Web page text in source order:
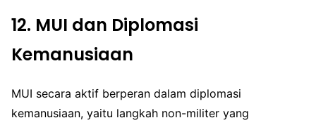
12. MUI dan Diplomasi
Kemanusiaan
MUI secara aktif berperan dalam diplomasi
kemanusiaan, yaitu langkah non-militer yang